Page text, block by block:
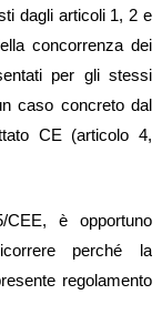
dagli articoli 1, 2 e
concorrenza dei
per gli stessi
caso concreto dal
CE (articolo 4,
è opportuno
perché la
regolamento